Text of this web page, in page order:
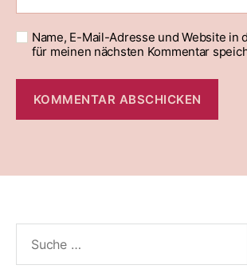
Name, E-Mail-Adresse und Website in
für meinen nächsten Kommentar
nach: